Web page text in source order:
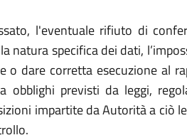
l'eventuale rifiuto di
natura specifica dei dati,
dare corretta esecuzione al
obblighi previsti da leggi,
impartite da Autorità a ciò